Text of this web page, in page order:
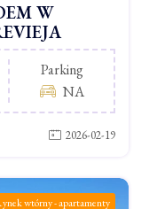
W
Parking
NA
2026-02-19
wtórny - apartamenty